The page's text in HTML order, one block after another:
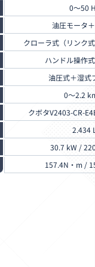
0～50
油圧モータ
クローラ式（リンク
ハンドル操作
油圧式＋湿式
0～2.2
クボタV2403-CR-
2.434
30.7 kW /
157.4N・m /